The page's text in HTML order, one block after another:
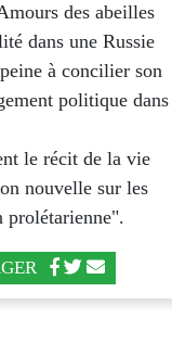
des abeilles
dans une Russie
à concilier son
politique dans
le récit de la vie
nouvelle sur les
prolétarienne".